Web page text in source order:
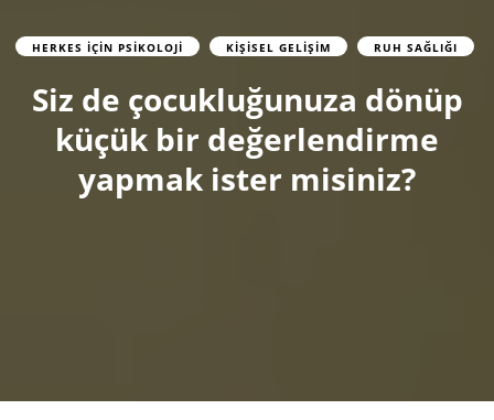
HERKES İÇIN PSIKOLOJI KIŞISEL GELIŞIM RUH SAĞLIĞI
Siz de çocukluğunuza dönüp
küçük bir değerlendirme
yapmak ister misiniz?